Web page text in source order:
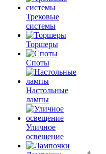
Трековые
системы
Торшеры
Споты
Настольные
лампы
Уличное
освещение